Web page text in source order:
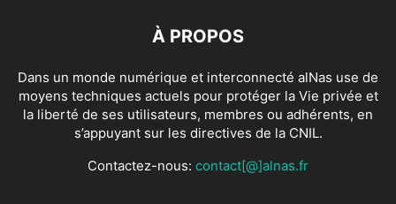
À PROPOS
Dans un monde numérique et interconnecté alNas use de
moyens techniques actuels pour protéger la Vie privée et
la liberté de ses utilisateurs, membres ou adhérents, en
s’appuyant sur les directives de la CNIL.
Contactez-nous: contact[@]alnas.fr